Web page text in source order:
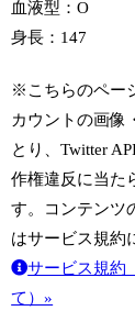
血液型：O
身長：147
※こちらのペー
カウントの画像
とり、Twitter
作権違反に当た
す。コンテンツ
はサービス規約
サービス規約
て）»